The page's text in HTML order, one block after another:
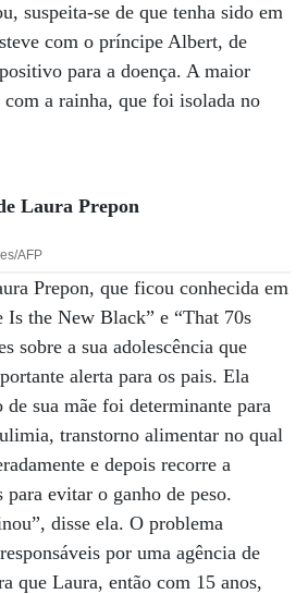
suspeita-se de que tenha sido em
com o príncipe Albert, de
para a doença. A maior
com a rainha, que foi isolada no
Laura Prepon
AFP
Prepon, que ficou conhecida em
Is the New Black” e “That 70s
sobre a sua adolescência que
alerta para os pais. Ela
de sua mãe foi determinante para
transtorno alimentar no qual
e depois recorre a
evitar o ganho de peso.
disse ela. O problema
por uma agência de
que Laura, então com 15 anos,